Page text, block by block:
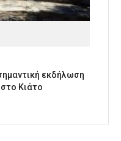
εκδήλωση
Κιάτο